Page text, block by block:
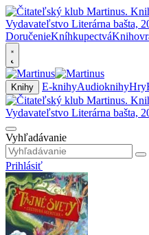
DoručenieKníhkupectvá
Knihy E-knihyAudioknihyHry
Vyhľadávanie
Prihlásiť